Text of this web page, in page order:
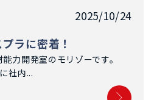
2025/10/24
ラに密着！
力開発室のモリゾーです。
社内...